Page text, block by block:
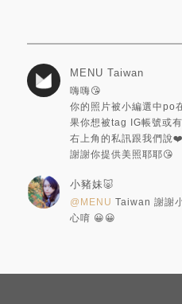
MENU Taiwan
嗨嗨😘
你的照片被小編選中po
果你想被tag IG帳號或
右上角的私訊跟我們說❤️
謝謝你提供美照耶耶😘
小豬妹🐷
@MENU Taiwan 謝謝
心唷 😀😀